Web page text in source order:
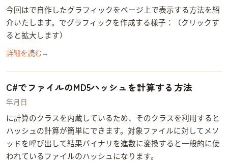
今回はBlenderで自作した3DグラフィックをWebページ上で表示する方法を紹
介いたします。 Blenderでグラフィックを作成する様子：（クリックす
ると拡大します）
詳細を読む →
C#でファイルのMD5ハッシュを計算する方法
2014年8月11日
.NET FrameworkにMD5計算のクラスを内蔵しているため、そのクラスを利用するとMD5
ハッシュの計算が簡単にできます。対象ファイルに対してComputeHashメソ
ッドを呼び出して結果バイナリを16進数に変換すると一般的に使
われているファイルのMD5ハッシュになります。